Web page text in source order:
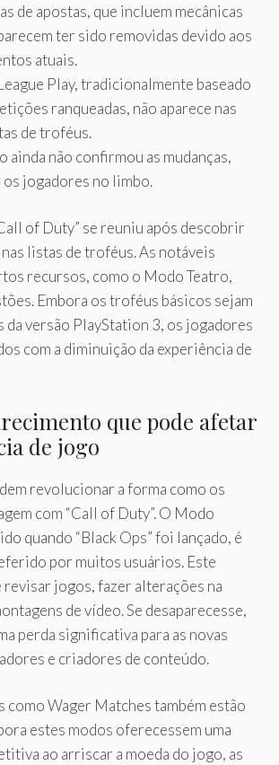
de apostas, que incluem mecânicas
ter sido removidas devido aos
atuais.
Play, tradicionalmente baseado
ranqueadas, não aparece nas
de troféus.
ainda não confirmou as mudanças,
os jogadores no limbo.
of Duty” se reuniu após descobrir
listas de troféus. As notáveis
recursos, como o Modo Teatro,
Embora os troféus básicos sejam
da versão PlayStation 3, os jogadores
com a diminuição da experiência de
que pode afetar
de jogo
revolucionar a forma como os
com “Call of Duty”. O Modo
quando “Black Ops” foi lançado, é
por muitos usuários. Este
jogos, fazer alterações na
de vídeo. Se desaparecesse,
perda significativa para as novas
e criadores de conteúdo.
Wager Matches também estão
estes modos oferecessem uma
ao arriscar a moeda do jogo, as